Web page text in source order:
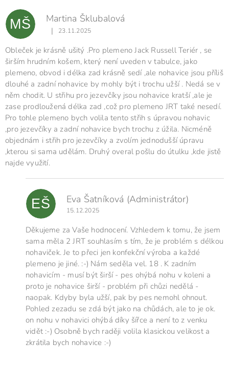
MŠ Martina Šklubalová
Hodnocení produktu je 4 z 5 hvězdiček.
| 23.11.2025
Obleček je krásně ušitý .Pro plemeno Jack Russell Teriér , se
širším hrudním košem, který není uveden v tabulce, jako
plemeno, obvod i délka zad krásně sedí ,ale nohavice jsou příliš
dlouhé a zadní nohavice by mohly být i trochu užší . Nedá se v
něm chodit. U střihu pro jezevčíky jsou nohavice kratší ,ale je
zase prodloužená délka zad ,což pro plemeno JRT také nesedí.
Pro tohle plemeno bych volila tento střih s úpravou nohavic
,pro jezevčíky a zadní nohavice bych trochu z úžila. Nicméně
objednám i střih pro jezevčíky a zvolím jednodušší úpravu
,kterou si sama udělám. Druhý overal pošlu do útulku ,kde jistě
najde využití.
EŠ Eva Šatníková (Administrátor)
15.12.2025
Děkujeme za Vaše hodnocení. Vzhledem k tomu, že jsem
sama měla 2 JRT souhlasím s tím, že je problém s délkou
nohaviček. Je to přeci jen konfekční výroba a každé
plemeno je jiné. :-) Nám seděla vel. 18 . K zadním
nohavicím - musí být širší - pes ohýbá nohu v koleni a
proto je nohavice širší - problém při chůzi nedělá -
naopak. Kdyby byla užší, pak by pes nemohl ohnout.
Pohled zezadu se zdá být jako na chůdách, ale to je ok.
on nohu v nohavici ohýbá díky šířce a není to z venku
vidět :-) Osobně bych raději volila klasickou velikost a
zkrátila bych nohavice :-)